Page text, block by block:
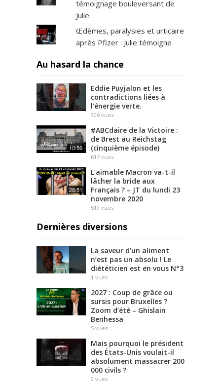
témoignage bouleversant de
Julie.
Œdèmes, paralysies et urticaire
après Pfizer : Julie témoigne
Au hasard la chance
Eddie Puyjalon et les
contradictions liées à
l’énergie verte.
306 vues
10:56
#ABCdaire de la Victoire :
de Brest au Reichstag
(cinquième épisode)
617 vues
28:51
L’aimable Macron va-t-il
lâcher la bride aux
Français ? – JT du lundi 23
novembre 2020
519 vues
Dernières diversions
La saveur d’un aliment
n’est pas un absolu ! Le
diététicien est en vous N°3
1 vues
2027 : Coup de grâce ou
sursis pour Bruxelles ?
Zoom d’été – Ghislain
Benhessa
5 vues
Mais pourquoi le président
des États-Unis voulait-il
absolument massacrer 200
000 civils ?
9 vues